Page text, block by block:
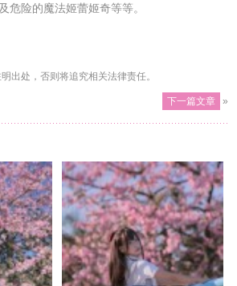
危险的魔法姬蕾姬奇等等。
出处，否则将追究相关法律责任。
下一篇文章 »